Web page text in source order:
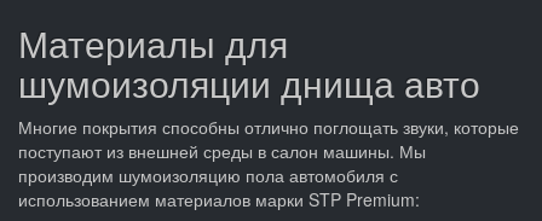
Материалы для
шумоизоляции днища авто
Многие покрытия способны отлично поглощать звуки, которые
поступают из внешней среды в салон машины. Мы
производим шумоизоляцию пола автомобиля с
использованием материалов марки STP Premium: